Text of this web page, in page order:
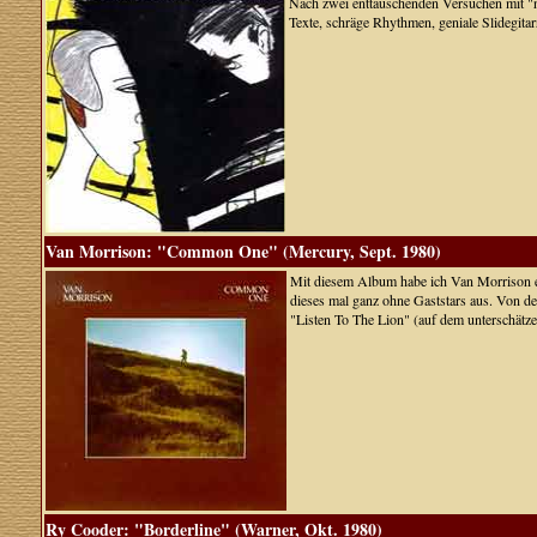
Texte, schräge Rhythmen, geniale
Van Morrison: "Common One" (Mercury, Sept. 1980)
Mit diesem Album habe ich Van Morrison
dieses mal ganz ohne Gaststars aus. Von
"Listen To The Lion" (auf dem
Ry Cooder: "Borderline" (Warner, Okt. 1980)